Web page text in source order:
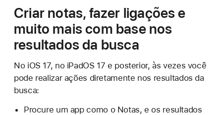
Criar notas, fazer ligações e
muito mais com base nos
resultados da busca
No iOS 17, no iPadOS 17 e posterior, às vezes você
pode realizar ações diretamente nos resultados da
busca:
Procure um app como o Notas, e os resultados